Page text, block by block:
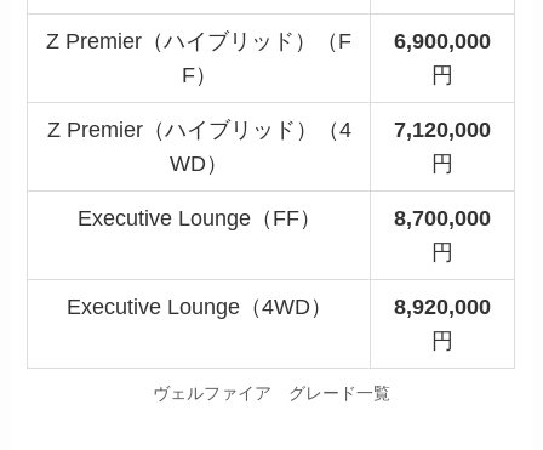
Z Premier（ハイブリッド）（F
F）
6,900,000
円
Z Premier（ハイブリッド）（4
WD）
7,120,000
円
Executive Lounge（FF）
8,700,000
円
Executive Lounge（4WD）
8,920,000
円
ヴェルファイア グレード一覧